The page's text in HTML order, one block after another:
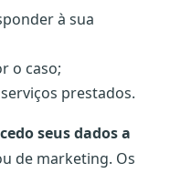
à sua
o caso;
prestados.
seus dados a
de marketing. Os